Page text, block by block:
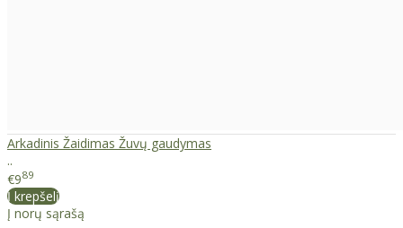
Arkadinis Žaidimas Žuvų gaudymas
..
€989
Į krepšelį
Į norų sąrašą